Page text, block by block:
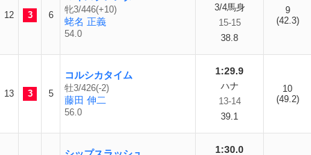
12 3 6
牝3/446(+10)
蛯名 正義
54.0
3/4馬身
15-15
38.8
9
(42.3)
13 3 5
コルシカタイム
牡3/426(-2)
藤田 伸二
56.0
1:29.9
ハナ
13-14
39.1
10
(49.2)
1:30.0